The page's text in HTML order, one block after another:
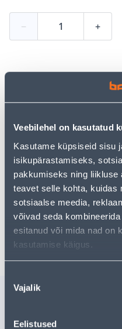
Veebilehel on kasutatud
Kasutame küpsiseid sisu
isikupärastamiseks,
pakkumiseks ning
teavet selle kohta, kuidas
sotsiaalse meedia,
võivad seda
esitanud või mida nad on
kasutamise käigus.
valik
Vajalik
Eelistused
− +
• Paigalduskomplekt,
• 14-päevane
Eeldatav kojuvedu 3,69
Tarne pakiautomaati
Poest kätte, alates
Sarnased tooted